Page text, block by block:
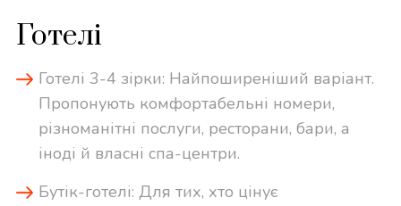
Готелі
Готелі 3-4 зірки: Найпоширеніший варіант.
Пропонують комфортабельні номери,
різноманітні послуги, ресторани, бари, а
іноді й власні спа-центри.
Бутік-готелі: Для тих, хто цінує